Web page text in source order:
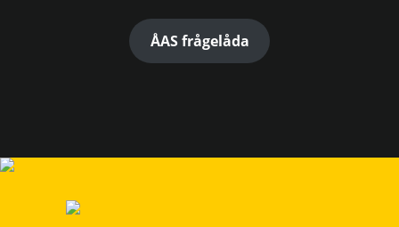
ÅAS frågelåda